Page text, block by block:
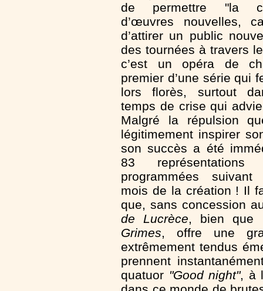
de permettre "la
d’œuvres nouvelles,
d’attirer un public
des tournées à travers
c’est un opéra de
premier d’une série qui
lors florès, surtout
temps de crise qui
Malgré la répulsion
légitimement inspirer
son succès a été
83 représentations
programmées
mois de la création ! Il
que, sans concession
de Lucrèce, bien que
Grimes, offre une
extrêmement tendus
prennent
quatuor "Good night", à